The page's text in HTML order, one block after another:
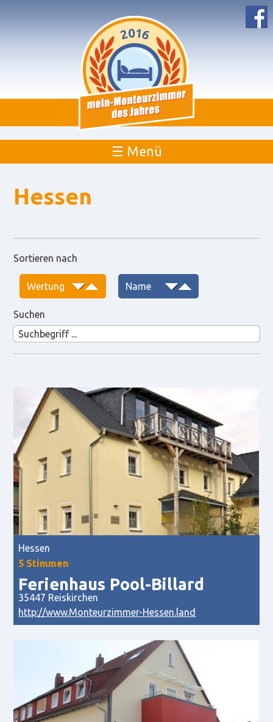
☰ Menü
Hessen
Sortieren nach
Suchen
Hessen
5 Stimmen
Ferienhaus Pool-Billard
35447 Reiskirchen
http://www.Monteurzimmer-Hessen.land